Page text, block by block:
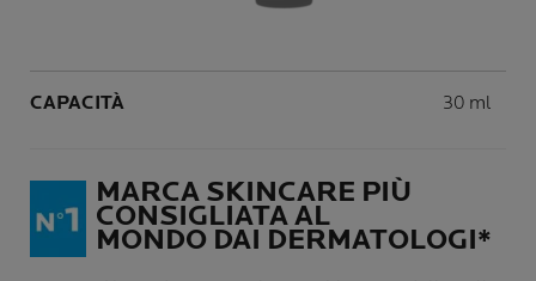
CAPACITÀ Volume
30 ml
MARCA SKINCARE PIÙ
CONSIGLIATA AL
MONDO DAI DERMATOLOGI*